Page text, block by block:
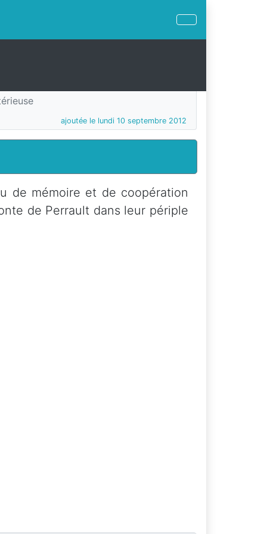
ajoutée le lundi 10 septembre 2012
de mémoire et de coopération
de Perrault dans leur périple